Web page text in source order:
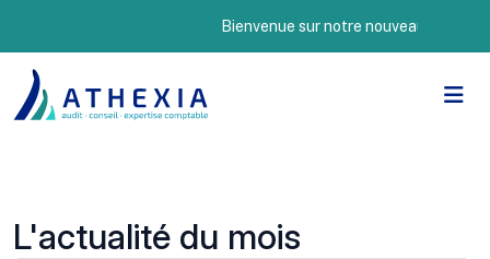
Bienvenue sur notre nouveau site Internet !
L'actualité du mois